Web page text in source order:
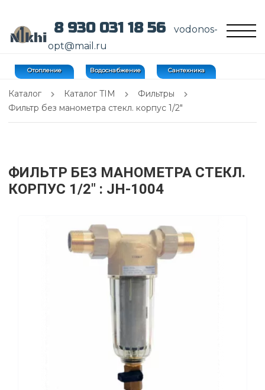
8 930 031 18 56
vodonos-
opt@mail.ru
Отопление Водоснабжение Сантехника
Каталог Каталог TIM
Фильтры
Фильтр без манометра стекл. корпус 1/2"
ФИЛЬТР БЕЗ МАНОМЕТРА СТЕКЛ.
КОРПУС 1/2" : JH-1004